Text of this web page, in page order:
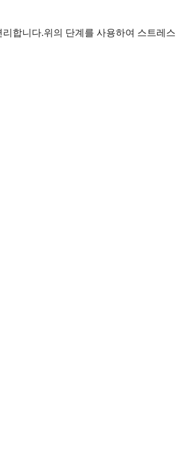
합니다.위의 단계를 사용하여 스트레스